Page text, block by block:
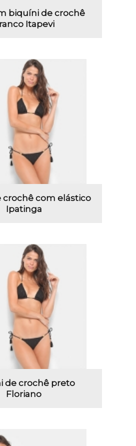
biquíni de crochê
Itapevi
crochê com elástico
Ipatinga
de crochê preto
Floriano